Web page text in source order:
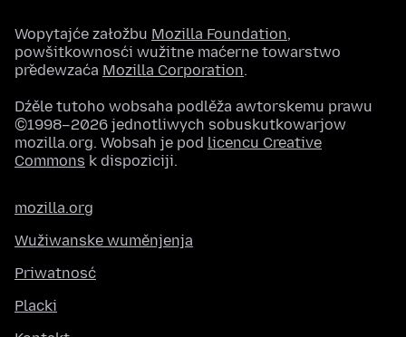
Wopytajće załožbu Mozilla Foundation,
powšitkownosći wužitne maćerne towarstwo
předewzaća Mozilla Corporation.
Dźěle tutoho wobsaha podlěža awtorskemu prawu
©1998–2026 jednotliwych sobuskutkowarjow
mozilla.org. Wobsah je pod licencu Creative
Commons k dispoziciji.
mozilla.org
Wužiwanske wuměnjenja
Priwatnosć
Placki